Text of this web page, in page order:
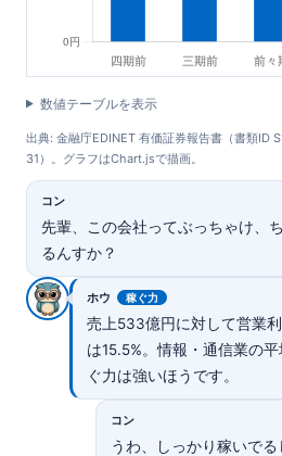
数値テーブルを表示
出典: 金融庁EDINET 有価証券報告書（書類ID
31）。グラフはChart.jsで描画。
コン
先輩、この会社ってぶっちゃけ、
るんすか？
ホウ 稼ぐ力
売上533億円に対して営業
は15.5%。情報・通信業の
ぐ力は強いほうです。
コン
うわ、しっかり稼いでる